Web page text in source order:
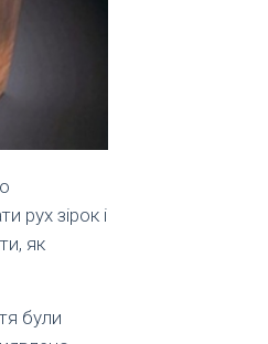
рух зірок і
як
були